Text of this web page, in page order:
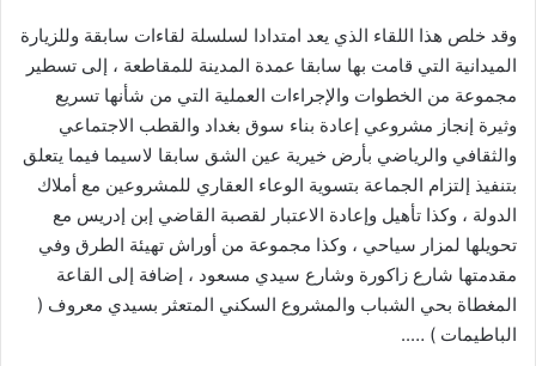
وقد خلص هذا اللقاء الذي يعد امتدادا لسلسلة لقاءات سابقة وللزيارة
الميدانية التي قامت بها سابقا عمدة المدينة للمقاطعة ، إلى تسطير
مجموعة من الخطوات والإجراءات العملية التي من شأنها تسريع
وثيرة إنجاز مشروعي إعادة بناء سوق بغداد والقطب الاجتماعي
والثقافي والرياضي بأرض خيرية عين الشق سابقا لاسيما فيما يتعلق
بتنفيذ إلتزام الجماعة بتسوية الوعاء العقاري للمشروعين مع أملاك
الدولة ، وكذا تأهيل وإعادة الاعتبار لقصبة القاضي إبن إدريس مع
تحويلها لمزار سياحي ، وكذا مجموعة من أوراش تهيئة الطرق وفي
مقدمتها شارع زاكورة وشارع سيدي مسعود ، إضافة إلى القاعة
المغطاة بحي الشباب والمشروع السكني المتعثر بسيدي معروف (
الباطيمات ) …..